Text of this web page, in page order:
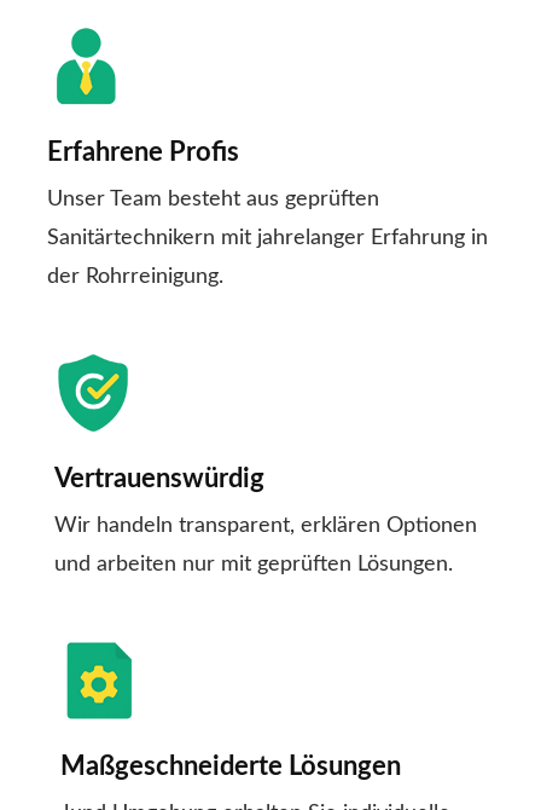
Erfahrene Profis
Unser Team besteht aus geprüften
Sanitärtechnikern mit jahrelanger Erfahrung in
der Rohrreinigung.
Vertrauenswürdig
Wir handeln transparent, erklären Optionen
und arbeiten nur mit geprüften Lösungen.
Maßgeschneiderte Lösungen